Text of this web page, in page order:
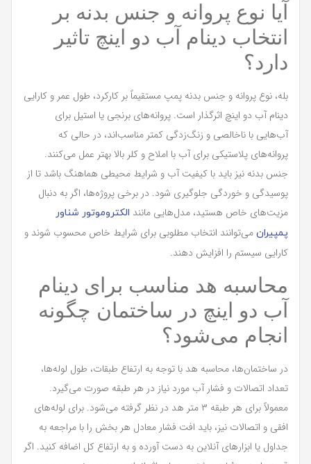
آیا نوع پروانه و جنس بدنه بر
انتخاب دینام آب دو اینچ تاثیر
دارد؟
بله، نوع پروانه و جنس بدنه پمپ مستقیماً بر کارکرد، طول عمر و کارایی
دینام آب دو اینچ اثرگذار است. پروانه‌های برنجی یا استیل برای
آب‌هایی با ناخالصی و زنگ‌زدگی کمتر مناسب‌اند، در حالی که
پروانه‌های پلاستیکی برای آب با املاح و کلر بالا بهتر عمل می‌کنند.
جنس بدنه نیز باید با کیفیت آب و شرایط محیطی هماهنگ باشد تا از
پوسیدگی و خوردگی جلوگیری شود. در برخی پروژه‌ها، اگر به دنبال
مزیت‌های خاص هستید، مدل‌هایی مانند الکتروموتور شناور
پمپیران می‌توانند انتخاب مطلوبی برای شرایط خاص محسوب شوند و
کارایی سیستم را افزایش دهند.
محاسبه هد مناسب برای دینام
آب دو اینچ در ساختمان چگونه
انجام می‌شود؟
در ساختمان‌ها، محاسبه هد با توجه به ارتفاع طبقات، طول لوله‌ها،
تعداد اتصالات و فشار آب مورد نیاز در هر طبقه صورت می‌گیرد.
معمولاً برای هر طبقه ۳ متر هد در نظر گرفته می‌شود. برای لوله‌های
افقی و اتصالات نیز، باید افت فشار معادل هر بخش را با مراجعه به
جداول یا ابزارهای آنلاین به دست آورده و به ارتفاع کل اضافه کنید. اگر